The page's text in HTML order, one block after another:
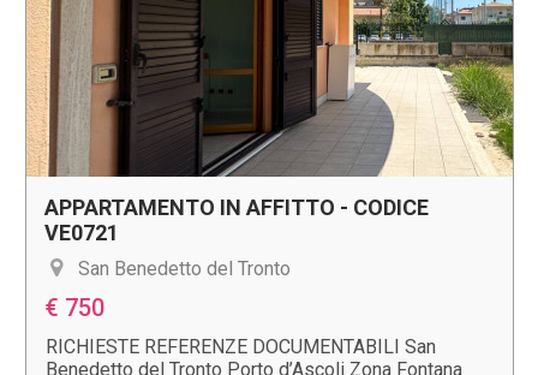
APPARTAMENTO IN AFFITTO - CODICE
VE0721
San Benedetto del Tronto
€ 750
RICHIESTE REFERENZE DOCUMENTABILI San
Benedetto del Tronto Porto d’Ascoli Zona Fontana